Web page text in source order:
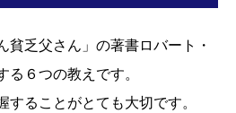
貧乏父さん」の著書ロバート・
６つの教えです。
ることがとても大切です。